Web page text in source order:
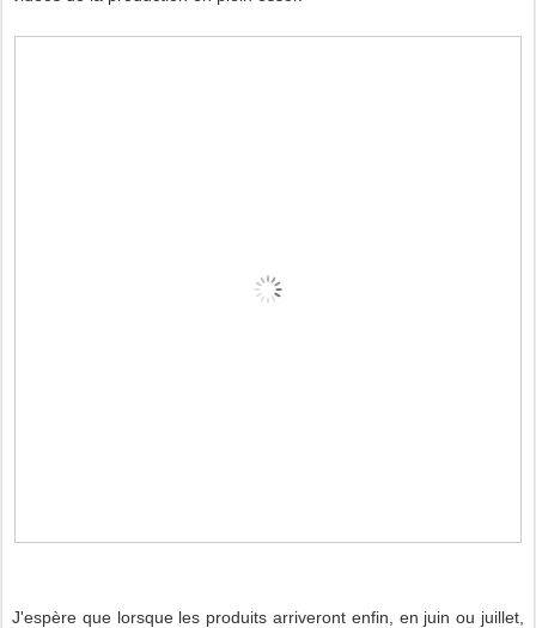
J'espère que lorsque les produits arriveront enfin, en juin ou juillet,